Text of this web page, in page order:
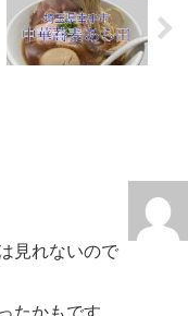
見れないので
たかもです